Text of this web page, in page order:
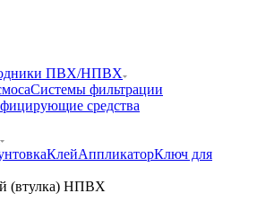
ПВХ/НПВХ
Системы фильтрации
средства
КлейАппликаторКлюч для
(втулка) НПВХ